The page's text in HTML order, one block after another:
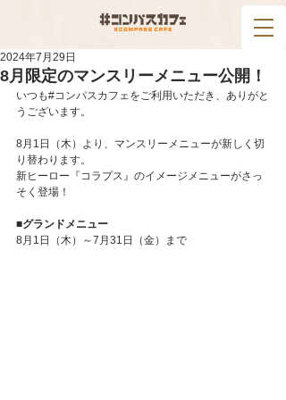
8月限定のマンスリーメニュー公開！
2024年7月29日
いつも#コンパスカフェをご利用いただき、ありがと
うございます。
8月1日（木）より、マンスリーメニューが新しく切
り替わります。
新ヒーロー『コラプス』のイメージメニューがさっ
そく登場！
■グランドメニュー
8月1日（木）～7月31日（金）まで